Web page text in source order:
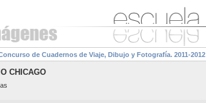
de Cuadernos de Viaje, Dibujo y Fotografía. 2011-2012
CHICAGO